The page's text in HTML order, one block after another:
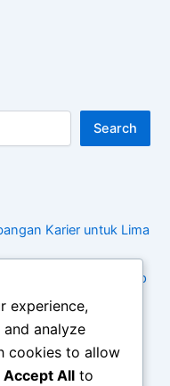
Search
Karier untuk Lima
Keseimbangan Hidup
Tren
Keluarga, dan
experience,
analyze
cookies to allow
Accept All to